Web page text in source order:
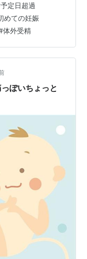
起きてもぞもぞ
診。そういえば、
。見たことない
ていた坊や。元気
会いたい
予定日超過
めての妊娠
体外受精
ぽいちょっと